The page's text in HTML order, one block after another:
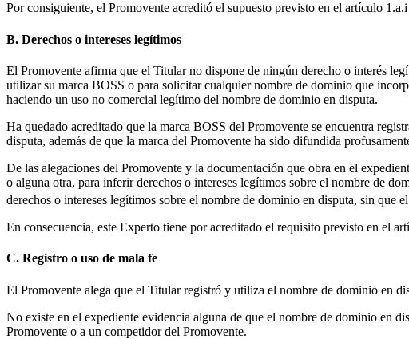
Por consiguiente, el Promovente acreditó el supuesto previsto en el artículo
B. Derechos o intereses legítimos
El Promovente afirma que el Titular no dispone de ningún derecho o interés
utilizar su marca BOSS o para solicitar cualquier nombre de dominio que
haciendo un uso no comercial legítimo del nombre de dominio en disputa.
Ha quedado acreditado que la marca BOSS del Promovente se encuentra
disputa, además de que la marca del Promovente ha sido difundida
De las alegaciones del Promovente y la documentación que obra en el
o alguna otra, para inferir derechos o intereses legítimos sobre el nombre de
derechos o intereses legítimos sobre el nombre de dominio en disputa, sin que
En consecuencia, este Experto tiene por acreditado el requisito previsto en el
C. Registro o uso de mala fe
El Promovente alega que el Titular registró y utiliza el nombre de dominio en
No existe en el expediente evidencia alguna de que el nombre de dominio en
Promovente o a un competidor del Promovente.